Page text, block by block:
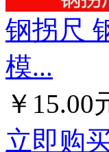
钢拐尺
模...
￥15.00
立即购